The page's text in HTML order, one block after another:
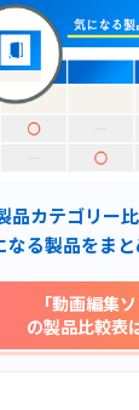
品カテゴリー比
なる製品をま
「動画編集ソ
の製品比較表